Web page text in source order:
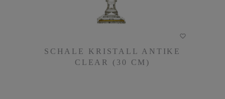
SCHALE KRISTALL ANTIKE
CLEAR (30 CM)
CLEAR (30 CM)